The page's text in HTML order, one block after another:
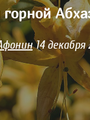
горной
14 декабря